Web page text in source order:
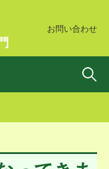
お問い合わせ
検